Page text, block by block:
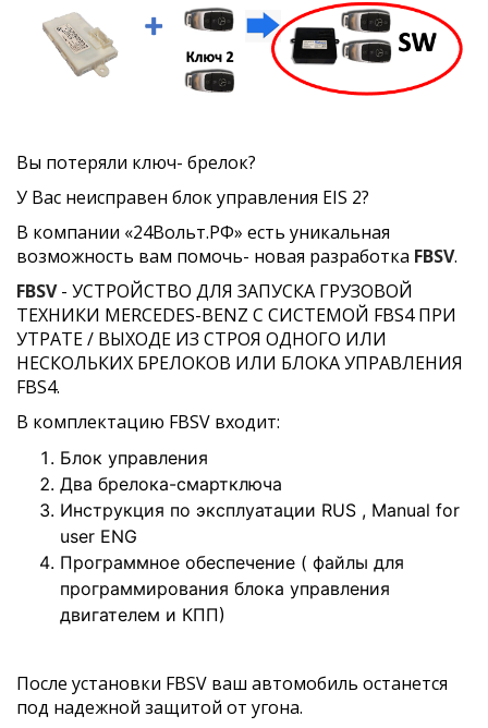
Вы потеряли ключ- брелок?
У Вас неисправен блок управления EIS 2?
В компании «24Вольт.РФ» есть уникальная
возможность вам помочь- новая разработка FBSV.
FBSV- УСТРОЙСТВО ДЛЯ ЗАПУСКА ГРУЗОВОЙ
ТЕХНИКИ MERCEDES-BENZ С СИСТЕМОЙ FBS4 ПРИ
УТРАТЕ / ВЫХОДЕ ИЗ СТРОЯ ОДНОГО ИЛИ
НЕСКОЛЬКИХ БРЕЛОКОВ ИЛИ БЛОКА УПРАВЛЕНИЯ
FBS4.
В комплектацию FBSV входит:
Блок управления
Два брелока-смартключа
Инструкция по эксплуатации RUS , Manual for
user ENG
Программное обеспечение ( файлы для
программирования блока управления
двигателем и КПП)
После установки FBSV ваш автомобиль останется
под надежной защитой от угона.